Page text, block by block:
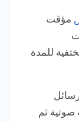
مؤقت
للمدة
صوتية ثم